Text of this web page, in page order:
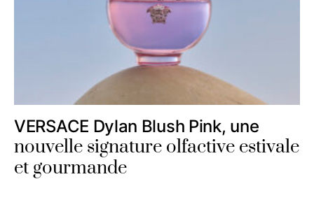
VERSACE Dylan Blush Pink, une
nouvelle signature olfactive estivale
et gourmande